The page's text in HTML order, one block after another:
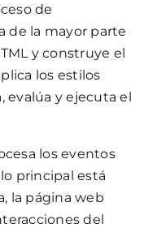
de
de la mayor parte
y construye el
los estilos
evalúa y ejecuta el
los eventos
principal está
la página web
del